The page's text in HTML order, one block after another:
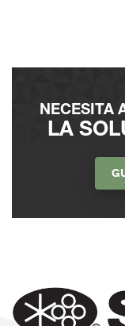
NECESITA
LA